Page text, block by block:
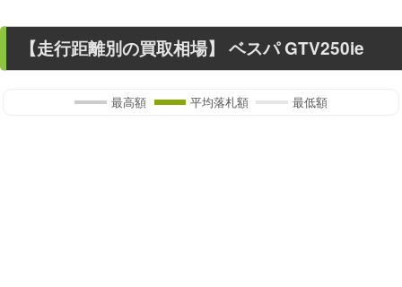
【走行距離別の買取相場】 ベスパ GTV250ie
最高額 平均落札額 最低額